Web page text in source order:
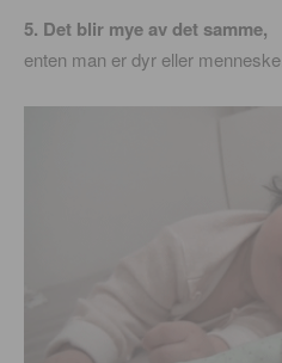
5. Det blir mye av det samme,
enten man er dyr eller